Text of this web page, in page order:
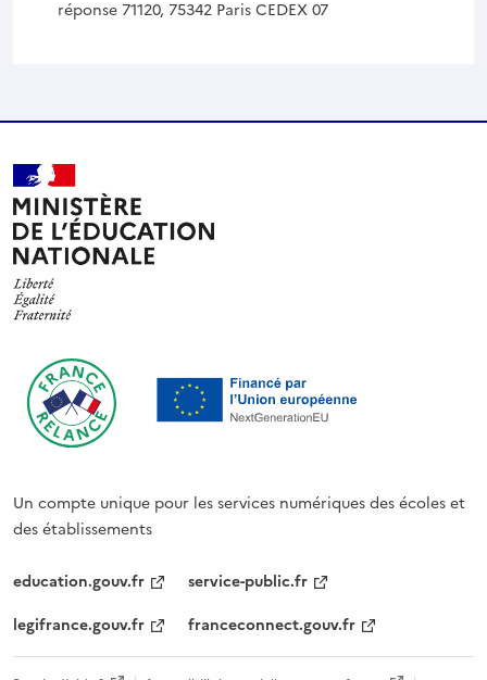
réponse 71120, 75342 Paris CEDEX 07
Un compte unique pour les services numériques des écoles et
des établissements
education.gouv.fr
service-public.fr
legifrance.gouv.fr
franceconnect.gouv.fr